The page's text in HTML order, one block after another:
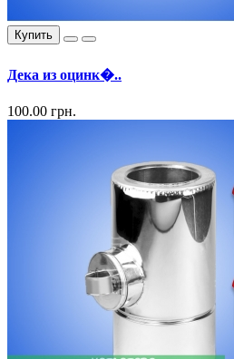
Купить
Дека из оцинк�..
100.00 грн.